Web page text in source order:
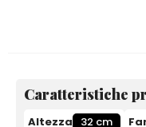
Caratteristiche
Altezza 32 cm